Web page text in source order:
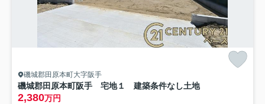
磯城郡田原本町大字阪手
磯城郡田原本町阪手 宅地１ 建築条件なし土地
2,380万円